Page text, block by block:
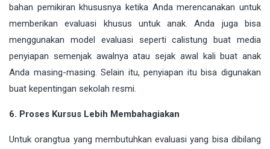
bahan pemikiran khususnya ketika Anda merencanakan untuk
memberikan evaluasi khusus untuk anak. Anda juga bisa
menggunakan model evaluasi seperti calistung buat media
penyiapan semenjak awalnya atau sejak awal kali buat anak
Anda masing-masing. Selain itu, penyiapan itu bisa digunakan
buat kepentingan sekolah resmi.
6. Proses Kursus Lebih Membahagiakan
Untuk orangtua yang membutuhkan evaluasi yang bisa dibilang